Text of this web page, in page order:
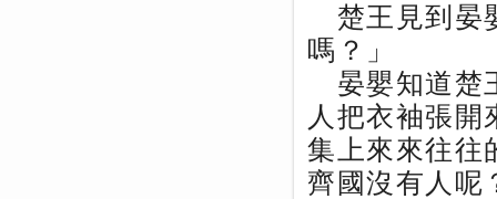
楚王見到晏
嗎？」
晏嬰知道楚
人把衣袖張
集上來來往往
齊國沒有人呢